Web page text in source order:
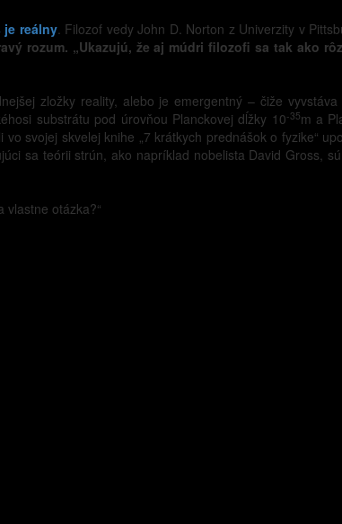
je reálny. Filozof vedy John D. Norton z Univerzity v
rozum. „Ukazujú, že aj múdri filozofi sa tak ako
zložky reality, alebo je emergentný – čiže
substrátu pod úrovňou Planckovej dĺžky 10-35m a
svojej skvelej knihe „7 krátkych prednášok o fyzike“
sa teórii strún, ako napríklad nobelista David Gross,
vlastne otázka?“